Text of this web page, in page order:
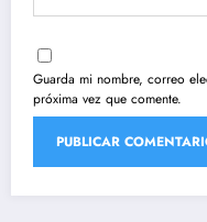
Guarda mi nombre, correo
próxima vez que comente.